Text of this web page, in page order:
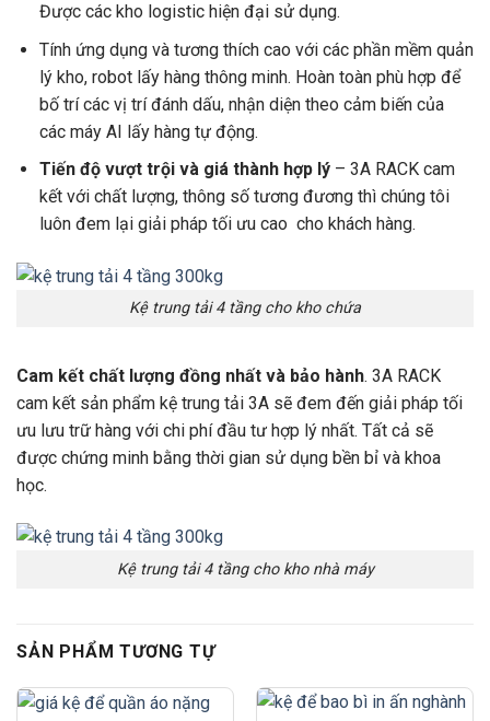
Được các kho logistic hiện đại sử dụng.
Tính ứng dụng và tương thích cao với các phần mềm quản
lý kho, robot lấy hàng thông minh. Hoàn toàn phù hợp để
bố trí các vị trí đánh dấu, nhận diện theo cảm biến của
các máy AI lấy hàng tự động.
Tiến độ vượt trội và giá thành hợp lý– 3A RACK cam
kết với chất lượng, thông số tương đương thì chúng tôi
luôn đem lại giải pháp tối ưu cao cho khách hàng.
Kệ trung tải 4 tầng cho kho chứa
Cam kết chất lượng đồng nhất và bảo hành. 3A RACK
cam kết sản phẩm kệ trung tải 3A sẽ đem đến giải pháp tối
ưu lưu trữ hàng với chi phí đầu tư hợp lý nhất. Tất cả sẽ
được chứng minh bằng thời gian sử dụng bền bỉ và khoa
học.
Kệ trung tải 4 tầng cho kho nhà máy
SẢN PHẨM TƯƠNG TỰ